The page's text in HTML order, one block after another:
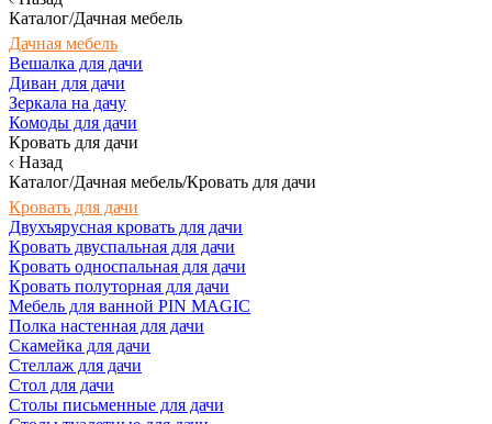
Каталог/Дачная мебель
Дачная мебель
Вешалка для дачи
Диван для дачи
Зеркала на дачу
Комоды для дачи
Кровать для дачи
Назад
Каталог/Дачная мебель/Кровать для дачи
Кровать для дачи
Двухъярусная кровать для дачи
Кровать двуспальная для дачи
Кровать односпальная для дачи
Кровать полуторная для дачи
Мебель для ванной PIN MAGIC
Полка настенная для дачи
Скамейка для дачи
Стеллаж для дачи
Стол для дачи
Столы письменные для дачи